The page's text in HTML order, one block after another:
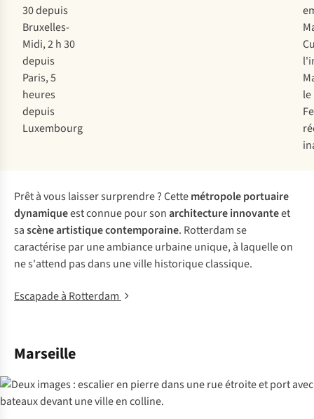
30 depuis
Bruxelles-
Midi, 2 h 30
depuis
Paris, 5
heures
depuis
Luxembourg
le
Prêt à vous laisser surprendre ? Cettemétropole portuaire
dynamiqueest connue pour sonarchitecture innovanteet
sascène artistique contemporaine. Rotterdam se
caractérise par une ambiance urbaine unique, à laquelle on
ne s'attend pas dans une ville historique classique.
Escapade à Rotterdam
Marseille